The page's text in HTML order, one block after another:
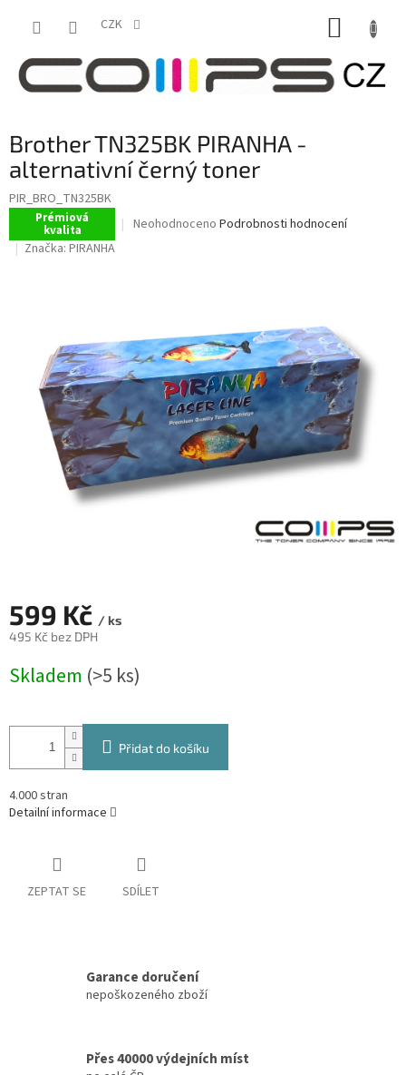
CZK
Brother TN325BK PIRANHA -
alternativní černý toner
PIR_BRO_TN325BK
Prémiová
kvalita
Průměrné
hvězdiček.
Neohodnoceno Podrobnosti hodnocení
Značka: PIRANHA
599 Kč / ks
495 Kč bez DPH
cena:
Skladem (>5 ks)
Přidat do košíku
4.000 stran
Detailní informace
ZEPTAT SE SDÍLET
Garance doručení
nepoškozeného zboží
Přes 40000 výdejních míst